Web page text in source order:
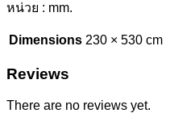
หน่วย : mm.
Dimensions 230 × 530 cm
Reviews
There are no reviews yet.